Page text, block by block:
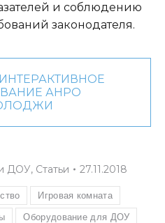
и соблюдению
законодателя.
АНРО
ДОУ, Статьи 27.11.2018
Игровая комната
Оборудование для ДОУ